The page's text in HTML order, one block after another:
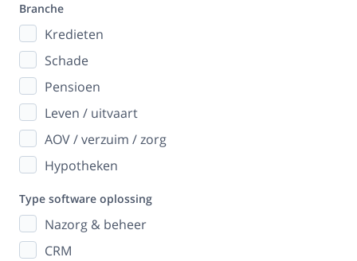
Branche
Kredieten
Schade
Pensioen
Leven / uitvaart
AOV / verzuim / zorg
Hypotheken
Type software oplossing
Nazorg & beheer
CRM